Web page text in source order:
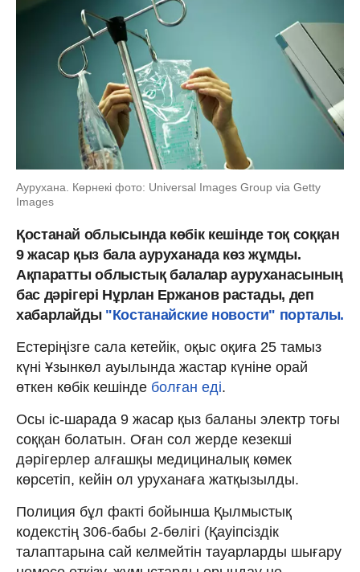
Аурухана. Көрнекі фото: Universal Images Group via Getty
Images
Қостанай облысында көбік кешінде тоқ соққан
9 жасар қыз бала ауруханада көз жұмды.
Ақпаратты облыстық балалар ауруханасының
бас дәрігері Нұрлан Ержанов растады, деп
хабарлайды "Костанайские новости" порталы.
Естеріңізге сала кетейік, оқыс оқиға 25 тамыз
күні Ұзынкөл ауылында жастар күніне орай
өткен көбік кешінде болған еді.
Осы іс-шарада 9 жасар қыз баланы электр тоғы
соққан болатын. Оған сол жерде кезекші
дәрігерлер алғашқы медициналық көмек
көрсетіп, кейін ол уруханаға жатқызылды.
Полиция бұл факті бойынша Қылмыстық
кодекстің 306-бабы 2-бөлігі (Қауіпсіздік
талаптарына сай келмейтін тауарларды шығару